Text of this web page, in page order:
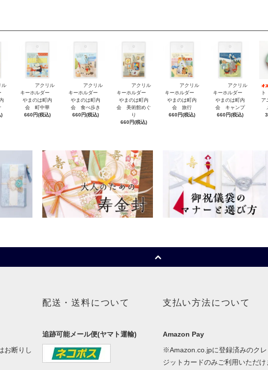
ル
)
アクリル
キーホルダー
やまのは町内
会 町中華
660円(税込)
アクリル
キーホルダー
やまのは町内
会 食べ歩き
660円(税込)
アクリル
キーホルダー
やまのは町内
会 美術館めぐ
り
660円(税込)
アクリル
キーホルダー
やまのは町内
会 旅行
660円(税込)
アクリル
キーホルダー
やまのは町内
会 キャンプ
660円(税込)
ア
お断りし
配送・送料について
追跡可能メール便(ヤマト運輸)
支払い方法について
Amazon Pay
※Amazon.co.jpに登録済みのクレ
ジットカードのみご利用いただけ